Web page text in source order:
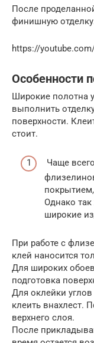
После
финишную
https://
Особенности
Широкие полотна
выполнить
поверхности.
стоит.
Чаще
Однако
широкие
При работе с
клей наносится
Для широких обоев
подготовка
Для оклейки
клеить внахлест.
верхнего слоя.
После